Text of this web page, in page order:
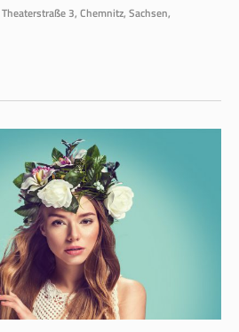
Theaterstraße 3, Chemnitz, Sachsen,